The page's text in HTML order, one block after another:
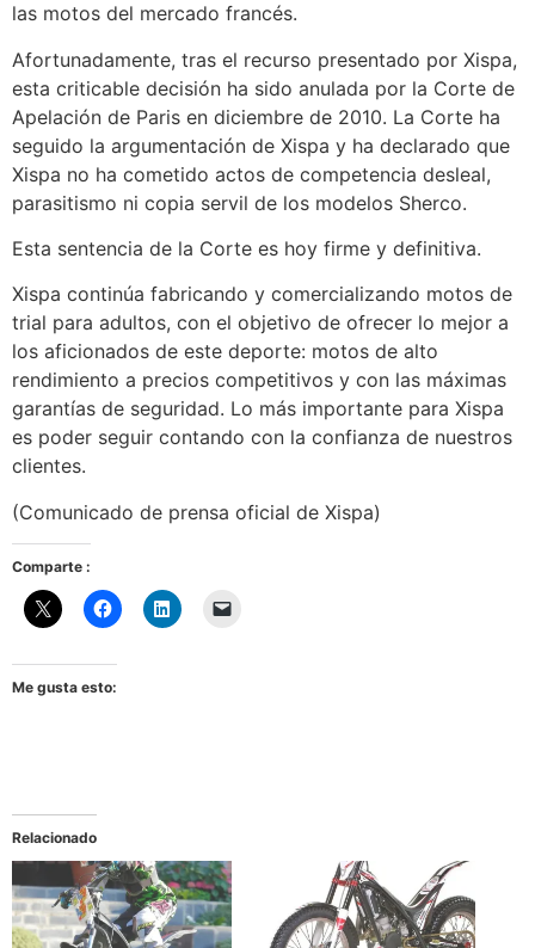
las motos del mercado francés.
Afortunadamente, tras el recurso presentado por Xispa,
esta criticable decisión ha sido anulada por la Corte de
Apelación de Paris en diciembre de 2010. La Corte ha
seguido la argumentación de Xispa y ha declarado que
Xispa no ha cometido actos de competencia desleal,
parasitismo ni copia servil de los modelos Sherco.
Esta sentencia de la Corte es hoy firme y definitiva.
Xispa continúa fabricando y comercializando motos de
trial para adultos, con el objetivo de ofrecer lo mejor a
los aficionados de este deporte: motos de alto
rendimiento a precios competitivos y con las máximas
garantías de seguridad. Lo más importante para Xispa
es poder seguir contando con la confianza de nuestros
clientes.
(Comunicado de prensa oficial de Xispa)
Comparte :
Me gusta esto:
Relacionado